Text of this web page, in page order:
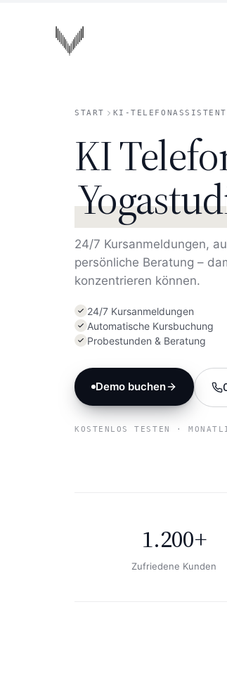
VOISA
START KI-TELEFONASSISTENT
KI
24/7 Kursanmeldungen,
persönliche Beratung –
konzentrieren können.
24/7 Kursanmeldungen
Automatische Kursbuchung
Probestunden & Beratung
Demo buchen
KOSTENLOS TESTEN ·
1.200+
Zufriedene Kunden